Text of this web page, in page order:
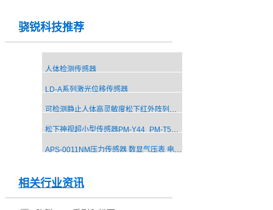
骁锐科技推荐
人体检测传感器
LD-A系列激光位移传感器
可检测静止人体高灵敏度松下红外阵列传感器模组AMG8853DM
松下神视超小型传感器PM-Y44_PM-T54_PM-L54_PM-K54_PM-K44
APS-0011NM压力传感器 数显气压表 电子压力传感器
相关行业资讯